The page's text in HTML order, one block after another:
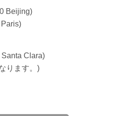
Beijing)
Clara)
ります。)